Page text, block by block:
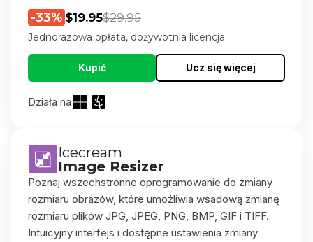
-33% $19.95$29.95
Jednorazowa opłata, dożywotnia licencja
Kupić Ucz się więcej
Działa na
Icecream
Image Resizer
Poznaj wszechstronne oprogramowanie do zmiany
rozmiaru obrazów, które umożliwia wsadową zmianę
rozmiaru plików JPG, JPEG, PNG, BMP, GIF i TIFF.
Intuicyjny interfejs i dostępne ustawienia zmiany